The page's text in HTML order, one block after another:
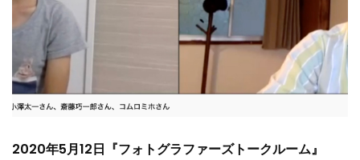
2020年5月12日『フォトグラファーズトークルーム』